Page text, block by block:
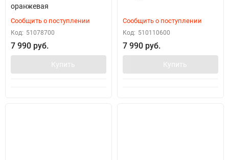
оранжевая
Сообщить о поступлении
Код: 51078700
7 990 руб.
Купить
Сообщить о поступлении
Код: 510110600
7 990 руб.
Купить